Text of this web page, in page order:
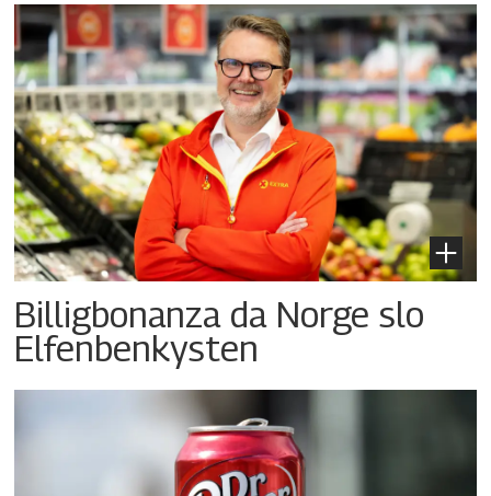
Billigbonanza da Norge slo
Elfenbenkysten